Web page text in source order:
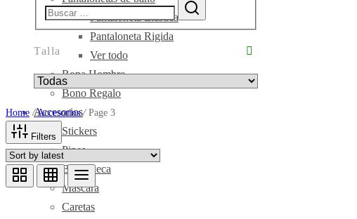
Pantaloneta Elástica
Pantaloneta Rigida
Ver todo
Ropa Hombre
Bono Regalo
Accesorios
Stickers
Pines
Bolsa Seca
Mascara
Caretas
Talla
Home / Accesorios /Page 3
Filters